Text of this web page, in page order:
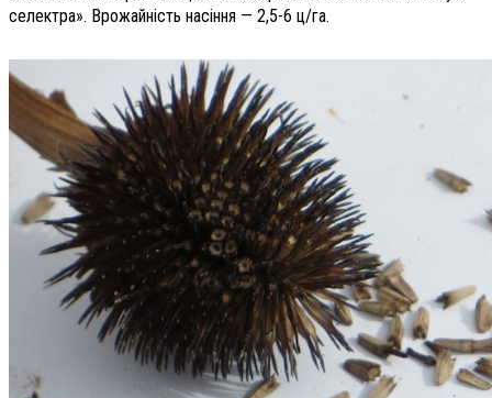
селектра». Врожайність насіння — 2,5-6 ц/га.